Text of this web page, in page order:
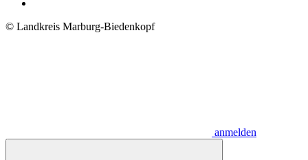
© Landkreis Marburg-Biedenkopf
anmelden